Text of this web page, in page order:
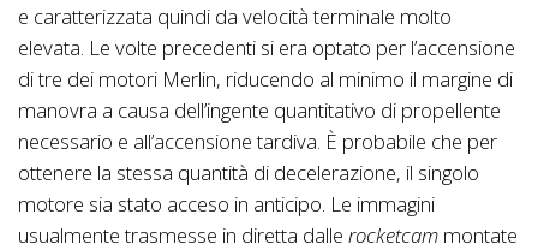
e caratterizzata quindi da velocità terminale molto
elevata. Le volte precedenti si era optato per l’accensione
di tre dei motori Merlin, riducendo al minimo il margine di
manovra a causa dell’ingente quantitativo di propellente
necessario e all’accensione tardiva. È probabile che per
ottenere la stessa quantità di decelerazione, il singolo
motore sia stato acceso in anticipo. Le immagini
usualmente trasmesse in diretta dalle rocketcam montate